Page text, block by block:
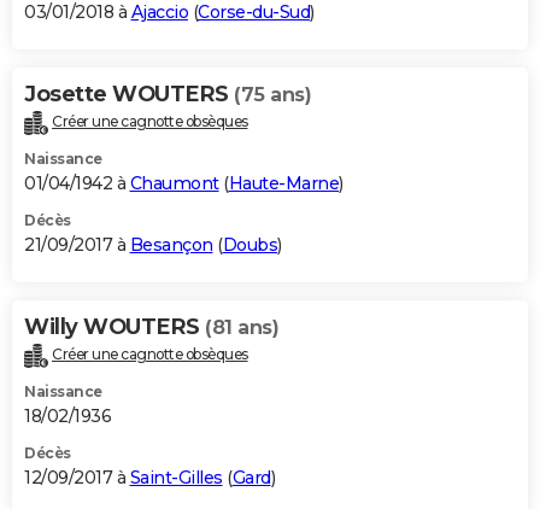
03/01/2018 à Ajaccio (Corse-du-Sud)
Josette WOUTERS (75 ans)
Créer une cagnotte obsèques
Naissance
01/04/1942 à Chaumont(Haute-Marne)
Décès
21/09/2017 à Besançon (Doubs)
Willy WOUTERS (81 ans)
Créer une cagnotte obsèques
Naissance
18/02/1936
Décès
12/09/2017 à Saint-Gilles (Gard)